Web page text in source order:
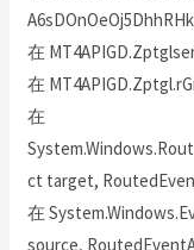
在
在
在
ct target,
在
source,